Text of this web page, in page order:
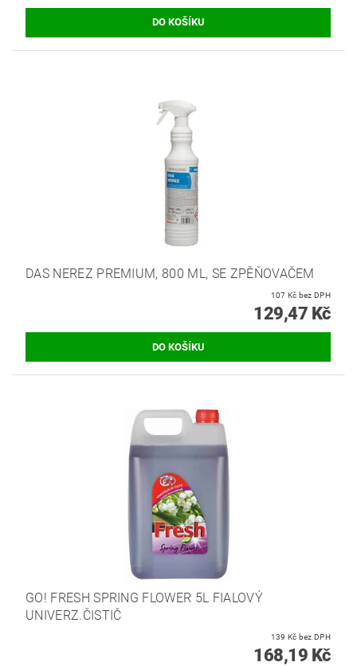
DAS NEREZ PREMIUM, 800 ML, SE ZPĚŇOVAČEM
107 Kč bez DPH
129,47 Kč
GO! FRESH SPRING FLOWER 5L FIALOVÝ
UNIVERZ.ČISTIČ
139 Kč bez DPH
168,19 Kč